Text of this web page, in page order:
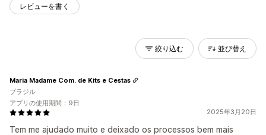
レビューを書く
絞り込む 並び替え
2025年3月20日
Tem me ajudado muito e deixado os processos bem mais
Maria Madame Com. de Kits e Cestas
ブラジル
アプリの使用期間：9日